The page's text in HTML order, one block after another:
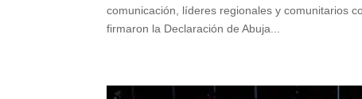
comunicación, líderes regionales y comunitarios
firmaron la Declaración de Abuja...